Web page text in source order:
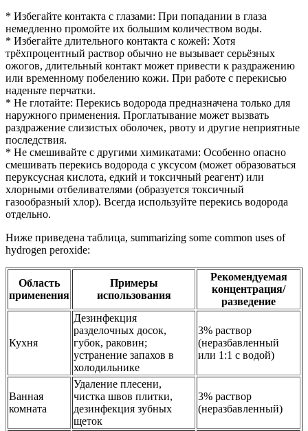
* Избегайте контакта с глазами: При попадании в глаза
немедленно промойте их большим количеством воды.
* Избегайте длительного контакта с кожей: Хотя
трёхпроцентный раствор обычно не вызывает серьёзных
ожогов, длительный контакт может привести к раздражению
или временному побелению кожи. При работе с перекисью
наденьте перчатки.
* Не глотайте: Перекись водорода предназначена только для
наружного применения. Проглатывание может вызвать
раздражение слизистых оболочек, рвоту и другие неприятные
последствия.
* Не смешивайте с другими химикатами: Особенно опасно
смешивать перекись водорода с уксусом (может образоваться
перуксусная кислота, едкий и токсичный реагент) или
хлорными отбеливателями (образуется токсичный
газообразный хлор). Всегда используйте перекись водорода
отдельно.
Ниже приведена таблица, summarizing some common uses of
hydrogen peroxide:
Область
применения
Примеры
использования
Рекомендуемая
концентрация/
разведение
Кухня
Дезинфекция
разделочных досок,
губок, раковин;
устранение запахов в
холодильнике
3% раствор
(неразбавленный
или 1:1 с водой)
Ванная
комната
Удаление плесени,
чистка швов плитки,
дезинфекция зубных
щеток
3% раствор
(неразбавленный)